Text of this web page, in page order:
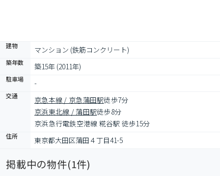
建物 マンション (鉄筋コンクリート)
築年数 築15年 (2011年)
駐車場 -
交通 京急本線 / 京急蒲田駅徒歩7分
京浜東北線 / 蒲田駅徒歩8分
京浜急行電鉄空港線 糀谷駅 徒歩15分
住所 東京都大田区蒲田４丁目41-5
掲載中の物件(1件)